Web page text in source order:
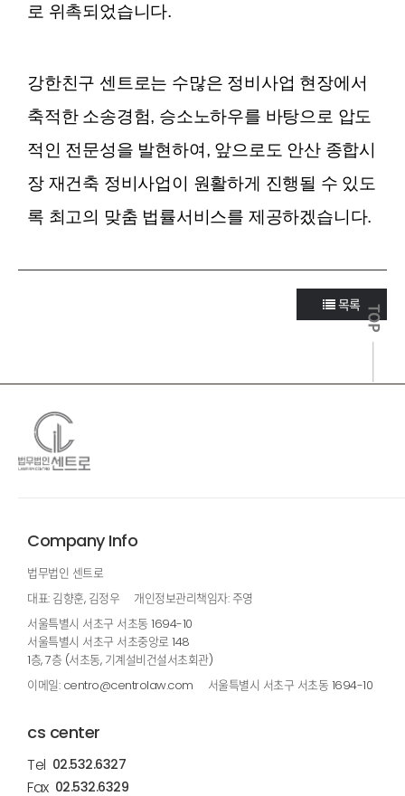
로 위촉되었습니다.
강한친구 센트로는 수많은 정비사업 현장에서
축적한 소송경험, 승소노하우를 바탕으로 압도
적인 전문성을 발현하여, 앞으로도 안산 종합시
장 재건축 정비사업이 원활하게 진행될 수 있도
록 최고의 맞춤 법률서비스를 제공하겠습니다.
목록
Company Info
법무법인 센트로
대표: 김향훈, 김정우
개인정보관리책임자: 주영
서울특별시 서초구 서초동 1694-10
서울특별시 서초구 서초중앙로 148
1층, 7층 (서초동, 기계설비건설서초회관)
이메일: centro@centrolaw.com
서울특별시 서초구 서초동 1694-10
cs center
Tel 02.532.6327
Fax 02.532.6329
TOP